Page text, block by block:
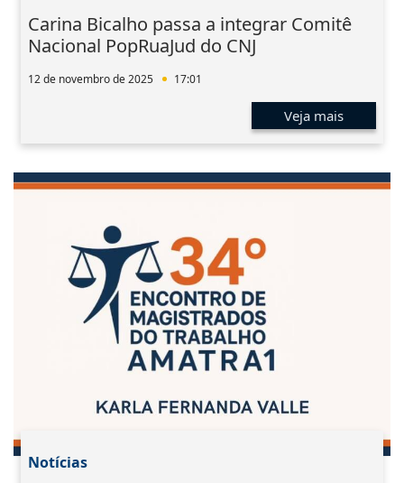
Carina Bicalho passa a integrar Comitê
Nacional PopRuaJud do CNJ
12 de novembro de 2025 17:01
Veja mais
Notícias